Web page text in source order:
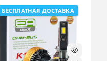
БЕСПЛАТНАЯ ДОСТАВКА